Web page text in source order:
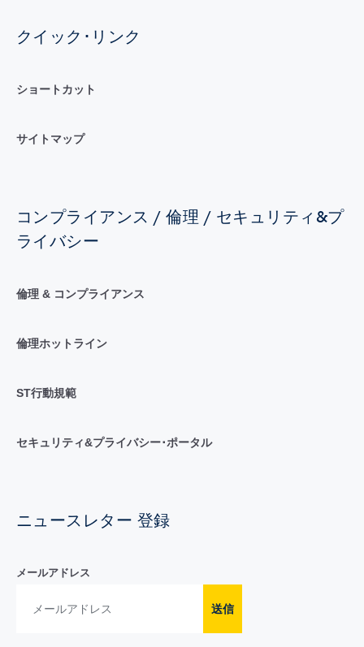
クイック･リンク
ショートカット
サイトマップ
コンプライアンス / 倫理 / セキュリティ&プ
ライバシー
倫理 & コンプライアンス
倫理ホットライン
ST行動規範
セキュリティ&プライバシー･ポータル
ニュースレター 登録
メールアドレス
送信